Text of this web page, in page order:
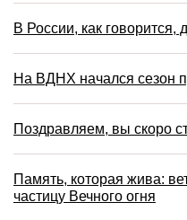
В России, как
На ВДНХ начался сезон
Поздравляем, вы скоро
Память, которая жива:
частицу Вечного огня